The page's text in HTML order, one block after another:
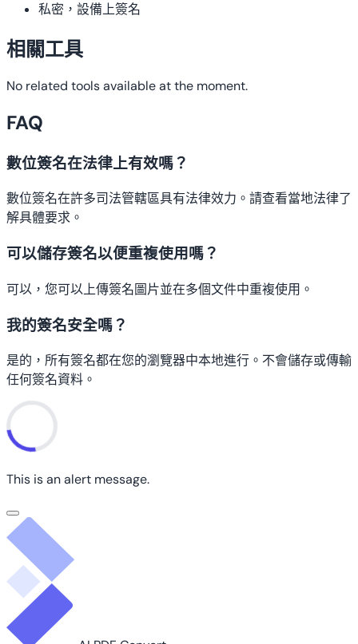
私密，設備上簽名
相關工具
No related tools available at the moment.
FAQ
數位簽名在法律上有效嗎？
數位簽名在許多司法管轄區具有法律效力。請查看當地法律了
解具體要求。
可以儲存簽名以便重複使用嗎？
可以，您可以上傳簽名圖片並在多個文件中重複使用。
我的簽名安全嗎？
是的，所有簽名都在您的瀏覽器中本地進行。不會儲存或傳輸
任何簽名資料。
This is an alert message.